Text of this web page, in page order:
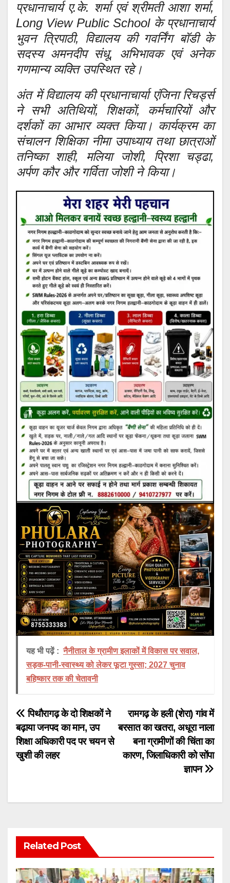
प्रधानाचार्य ए.के. शर्मा एवं श्रीमती आशा शर्मा,
Long View Public School के प्रधानाचार्य
भुवन त्रिपाठी, विद्यालय की गवर्निंग बॉडी के
सदस्य अमनदीप संधू, अभिभावक एवं अनेक
गणमान्य व्यक्ति उपस्थित रहे।
अंत में विद्यालय की प्रधानाचार्या एंजिना रिचर्ड्स
ने सभी अतिथियों, शिक्षकों, कर्मचारियों और
दर्शकों का आभार व्यक्त किया। कार्यक्रम का
संचालन शिक्षिका नीमा उपाध्याय तथा छात्राओं
तनिष्का शाही, मलिया जोशी, प्रिशा चड्ढा,
अर्पण कौर और गर्विता जोशी ने किया।
यह भी पढ़ें : नैनीताल के ग्रामीण इलाकों में विकास पर सवाल,
सड़क-पानी-स्वास्थ्य को लेकर फूटा गुस्सा; 2027 चुनाव
बहिष्कार तक की चेतावनी
Post
navigation
रामगढ़ के हली (शेरा) गांव में
बरसात का खतरा, अधूरा नाला
बना ग्रामीणों की चिंता का
कारण, जिलाधिकारी को सोंपा
ज्ञापन
पिथौरागढ़ के दो शिक्षकों ने
बढ़ाया जनपद का मान, उप
शिक्षा अधिकारी पद पर चयन से
खुशी की लहर
Related Post